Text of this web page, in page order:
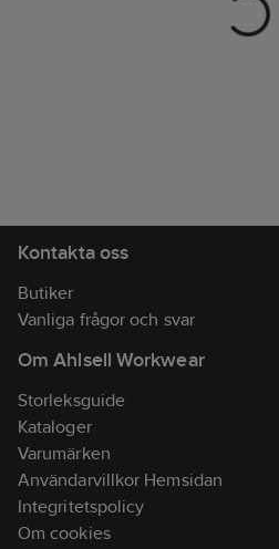
Kontakta oss
Butiker
Vanliga frågor och svar
Om Ahlsell Workwear
Storleksguide
Kataloger
Varumärken
Användarvillkor Hemsidan
Integritetspolicy
Om cookies